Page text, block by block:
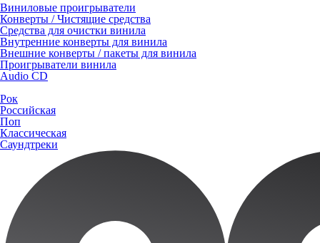
Виниловые проигрыватели
Конверты / Чистящие средства
Средства для очистки винила
Внутренние конверты для винила
Внешние конверты / пакеты для винила
Проигрыватели винила
Audio CD
Рок
Российская
Поп
Классическая
Саундтреки